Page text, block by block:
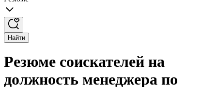
Найти
Резюме соискателей на
должность менеджера по